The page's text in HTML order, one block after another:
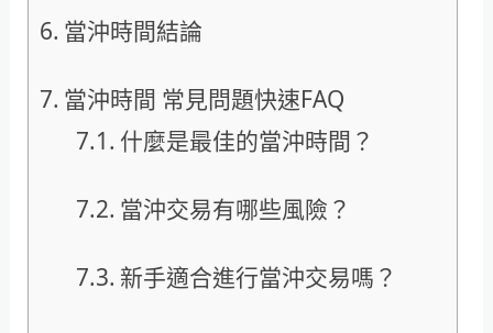
當沖時間結論
當沖時間 常見問題快速FAQ
什麼是最佳的當沖時間？
當沖交易有哪些風險？
新手適合進行當沖交易嗎？